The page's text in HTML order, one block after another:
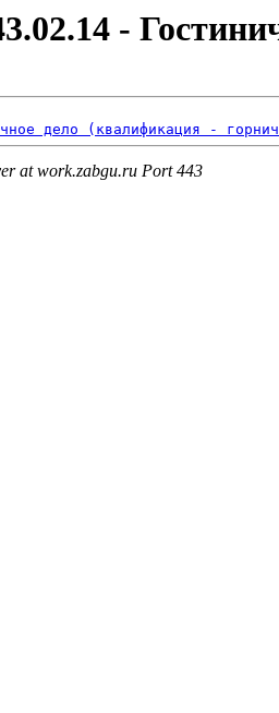
-
дело (квалификация -
at work.zabgu.ru Port 443